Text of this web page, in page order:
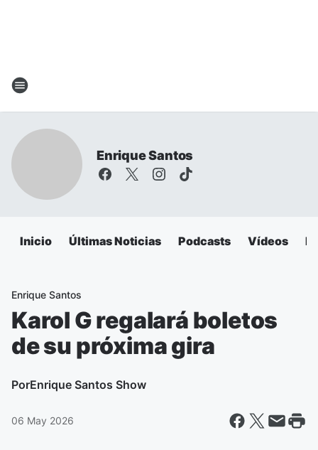
Enrique Santos
Inicio Últimas Noticias Podcasts Vídeos
Enrique Santos
Karol G regalará boletos
de su próxima gira
PorEnrique Santos Show
06 May 2026